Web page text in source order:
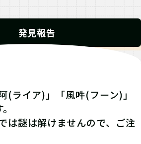
発見報告
るクエストが一部存在します。
ライア)」「風吽(フーン)」
は謎は解けませんので、ご注